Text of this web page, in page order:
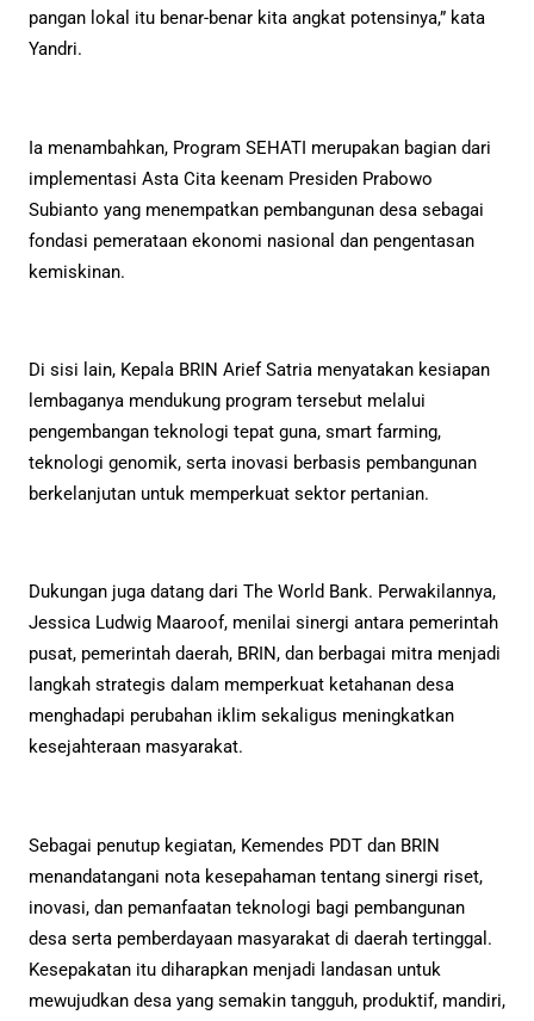
pangan lokal itu benar-benar kita angkat potensinya,” kata
Yandri.
Ia menambahkan, Program SEHATI merupakan bagian dari
implementasi Asta Cita keenam Presiden Prabowo
Subianto yang menempatkan pembangunan desa sebagai
fondasi pemerataan ekonomi nasional dan pengentasan
kemiskinan.
Di sisi lain, Kepala BRIN Arief Satria menyatakan kesiapan
lembaganya mendukung program tersebut melalui
pengembangan teknologi tepat guna, smart farming,
teknologi genomik, serta inovasi berbasis pembangunan
berkelanjutan untuk memperkuat sektor pertanian.
Dukungan juga datang dari The World Bank. Perwakilannya,
Jessica Ludwig Maaroof, menilai sinergi antara pemerintah
pusat, pemerintah daerah, BRIN, dan berbagai mitra menjadi
langkah strategis dalam memperkuat ketahanan desa
menghadapi perubahan iklim sekaligus meningkatkan
kesejahteraan masyarakat.
Sebagai penutup kegiatan, Kemendes PDT dan BRIN
menandatangani nota kesepahaman tentang sinergi riset,
inovasi, dan pemanfaatan teknologi bagi pembangunan
desa serta pemberdayaan masyarakat di daerah tertinggal.
Kesepakatan itu diharapkan menjadi landasan untuk
mewujudkan desa yang semakin tangguh, produktif, mandiri,